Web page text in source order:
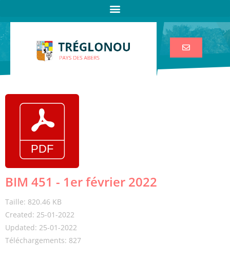
BIM 451 - 1er février 2022
Taille: 820.46 KB
Created: 25-01-2022
Updated: 25-01-2022
Téléchargements: 827